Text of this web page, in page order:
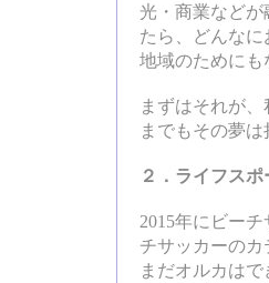
光・商業など
たら、どんな
地域のためにも
まずはそれが
までもその夢は
２．ライフス
2015年にビー
チサッカーの
まだオルカは